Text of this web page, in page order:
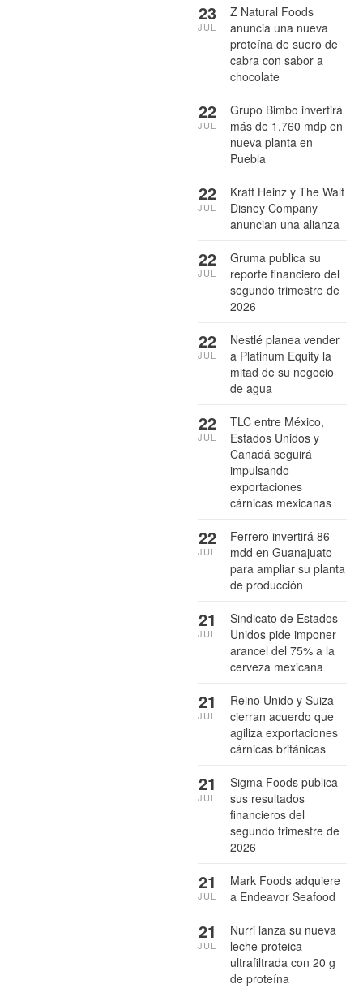
Z Natural Foods
anuncia una nueva
proteína de suero de
cabra con sabor a
chocolate
23
JUL
Grupo Bimbo invertirá
más de 1,760 mdp en
nueva planta en
Puebla
22
JUL
Kraft Heinz y The Walt
Disney Company
anuncian una alianza
22
JUL
Gruma publica su
reporte financiero del
segundo trimestre de
2026
22
JUL
Nestlé planea vender
a Platinum Equity la
mitad de su negocio
de agua
22
JUL
TLC entre México,
Estados Unidos y
Canadá seguirá
impulsando
exportaciones
cárnicas mexicanas
22
JUL
Ferrero invertirá 86
mdd en Guanajuato
para ampliar su planta
de producción
22
JUL
Sindicato de Estados
Unidos pide imponer
arancel del 75% a la
cerveza mexicana
21
JUL
Reino Unido y Suiza
cierran acuerdo que
agiliza exportaciones
cárnicas británicas
21
JUL
Sigma Foods publica
sus resultados
financieros del
segundo trimestre de
2026
21
JUL
Mark Foods adquiere
a Endeavor Seafood
21
JUL
Nurri lanza su nueva
leche proteica
ultrafiltrada con 20 g
de proteína
21
JUL